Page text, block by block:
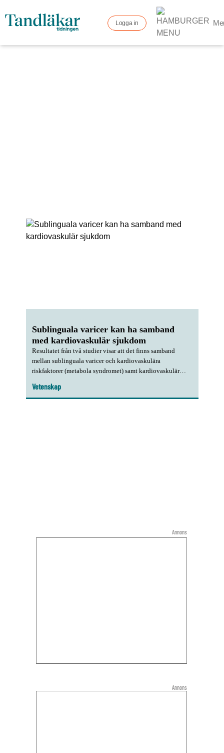
Logga in
Sublinguala varicer kan ha samband
med kardiovaskulär sjukdom
Resultatet från två studier visar att det finns samband
mellan sublinguala varicer och kardiovaskulära
riskfaktorer (metabola syndromet) samt kardiovaskulär
kunna vara en aktör i den förebyggande hälso- och
sjukvården, och tidigt upptäcka riskpatienter för metabolt
Vetenskap
Annons
Annons